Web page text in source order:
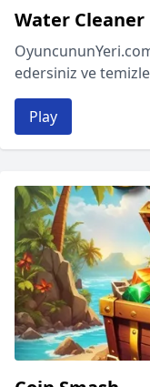
Water Cleaner
edersiniz ve
Play